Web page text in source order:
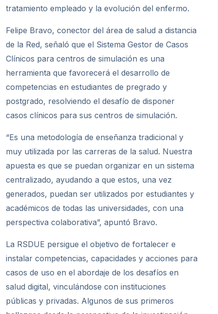
tratamiento empleado y la evolución del enfermo.
Felipe Bravo, conector del área de salud a distancia
de la Red, señaló que el Sistema Gestor de Casos
Clínicos para centros de simulación es una
herramienta que favorecerá el desarrollo de
competencias en estudiantes de pregrado y
postgrado, resolviendo el desafío de disponer
casos clínicos para sus centros de simulación.
“Es una metodología de enseñanza tradicional y
muy utilizada por las carreras de la salud. Nuestra
apuesta es que se puedan organizar en un sistema
centralizado, ayudando a que estos, una vez
generados, puedan ser utilizados por estudiantes y
académicos de todas las universidades, con una
perspectiva colaborativa”, apuntó Bravo.
La RSDUE persigue el objetivo de fortalecer e
instalar competencias, capacidades y acciones para
casos de uso en el abordaje de los desafíos en
salud digital, vinculándose con instituciones
públicas y privadas. Algunos de sus primeros